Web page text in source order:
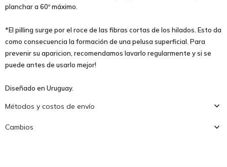
planchar a 60º máximo.
*El pilling surge por el roce de las fibras cortas de los hilados. Esto da
como consecuencia la formación de una pelusa superficial. Para
prevenir su aparicion, recomendamos lavarlo regularmente y si se
puede antes de usarlo mejor!
Diseñado en Uruguay.
Métodos y costos de envío
Cambios